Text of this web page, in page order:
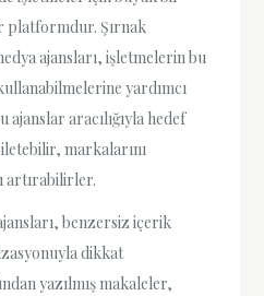
platformdur. Şırnak
ajansları, işletmelerin bu
yardımcı
aracılığıyla hedef
markalarını
artırabilirler.
benzersiz içerik
dikkat
yazılmış makaleler,